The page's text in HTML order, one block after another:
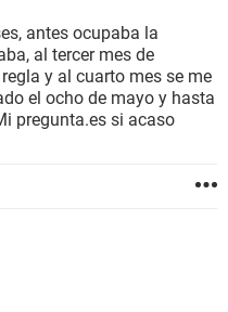
antes ocupaba la
al tercer mes de
y al cuarto mes se me
el ocho de mayo y hasta
pregunta.es si acaso